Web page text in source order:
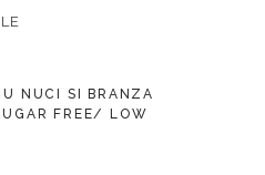
NUCI SI BRANZA
FREE/ LOW